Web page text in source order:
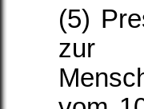
(5)
zur